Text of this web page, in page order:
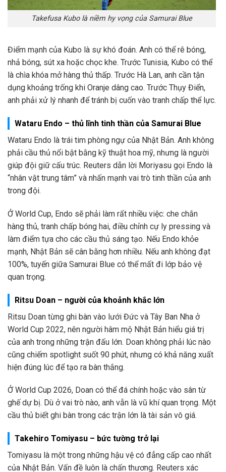
Takefusa Kubo là niềm hy vọng của Samurai Blue
Điểm mạnh của Kubo là sự khó đoán. Anh có thể rê bóng,
nhả bóng, sút xa hoặc chọc khe. Trước Tunisia, Kubo có thể
là chìa khóa mở hàng thủ thấp. Trước Hà Lan, anh cần tận
dụng khoảng trống khi Oranje dâng cao. Trước Thụy Điển,
anh phải xử lý nhanh để tránh bị cuốn vào tranh chấp thể lực.
Wataru Endo – thủ lĩnh tinh thần của Samurai Blue
Wataru Endo là trái tim phòng ngự của Nhật Bản. Anh không
phải cầu thủ nổi bật bằng kỹ thuật hoa mỹ, nhưng là người
giúp đội giữ cấu trúc. Reuters dẫn lời Moriyasu gọi Endo là
“nhân vật trung tâm” và nhấn mạnh vai trò tinh thần của anh
trong đội.
Ở World Cup, Endo sẽ phải làm rất nhiều việc: che chắn
hàng thủ, tranh chấp bóng hai, điều chỉnh cự ly pressing và
làm điểm tựa cho các cầu thủ sáng tạo. Nếu Endo khỏe
mạnh, Nhật Bản sẽ cân bằng hơn nhiều. Nếu anh không đạt
100%, tuyến giữa Samurai Blue có thể mất đi lớp bảo vệ
quan trọng.
Ritsu Doan – người của khoảnh khắc lớn
Ritsu Doan từng ghi bàn vào lưới Đức và Tây Ban Nha ở
World Cup 2022, nên người hâm mộ Nhật Bản hiểu giá trị
của anh trong những trận đấu lớn. Doan không phải lúc nào
cũng chiếm spotlight suốt 90 phút, nhưng có khả năng xuất
hiện đúng lúc để tạo ra bàn thắng.
Ở World Cup 2026, Doan có thể đá chính hoặc vào sân từ
ghế dự bị. Dù ở vai trò nào, anh vẫn là vũ khí quan trọng. Một
cầu thủ biết ghi bàn trong các trận lớn là tài sản vô giá.
Takehiro Tomiyasu – bức tường trở lại
Tomiyasu là một trong những hậu vệ có đẳng cấp cao nhất
của Nhật Bản. Vấn đề luôn là chấn thương. Reuters xác